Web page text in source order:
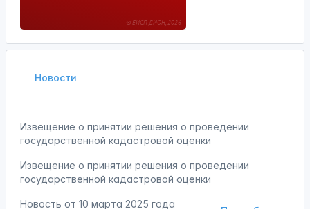
Новости
Извещение о принятии решения о проведении
государственной кадастровой оценки
Извещение о принятии решения о проведении
государственной кадастровой оценки
Новость от 10 марта 2025 года